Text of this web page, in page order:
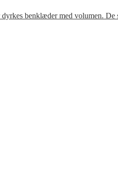
benklæder med volumen. De